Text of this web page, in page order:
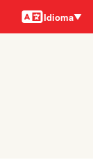
Idiomas
Idioma